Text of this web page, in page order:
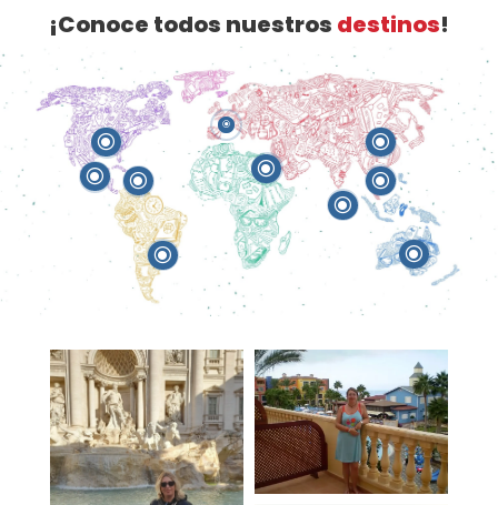
¡Conoce todos nuestros destinos!
\
\
\
\
\
\
\
\
\
\